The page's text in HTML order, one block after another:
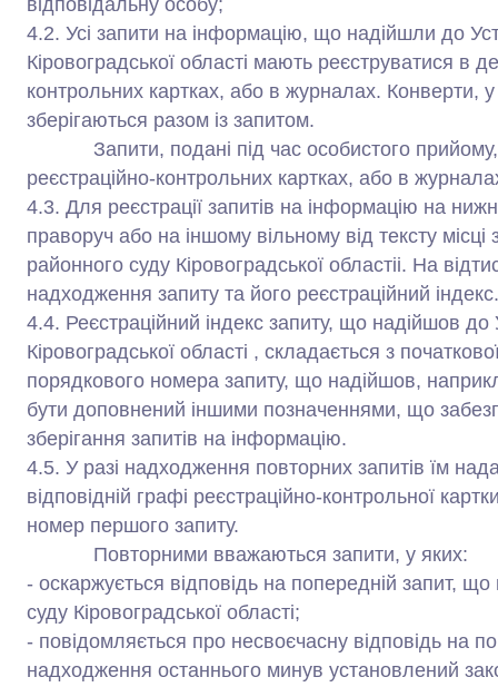
відповідальну особу;
4.2. Усі запити на інформацію, що надійшли до
Кіровоградської області мають реєструватися в
контрольних картках, або в журналах. Конверти,
зберігаються разом із запитом.
Запити, подані під час особистого прийому,
реєстраційно-контрольних картках, або в
4.3. Для реєстрації запитів на інформацію на
праворуч або на іншому вільному від тексту
районного суду Кіровоградської областіі. На
надходження запиту та його реєстраційний індекс.
4.4. Реєстраційний індекс запиту, що надійшов до
Кіровоградської області , складається з
порядкового номера запиту, що надійшов,
бути доповнений іншими позначеннями, що
зберігання запитів на інформацію.
4.5. У разі надходження повторних запитів їм
відповідній графі реєстраційно-контрольної
номер першого запиту.
Повторними вважаються запити, у яких:
- оскаржується відповідь на попередній запит,
суду Кіровоградської області;
- повідомляється про несвоєчасну відповідь на
надходження останнього минув установлений